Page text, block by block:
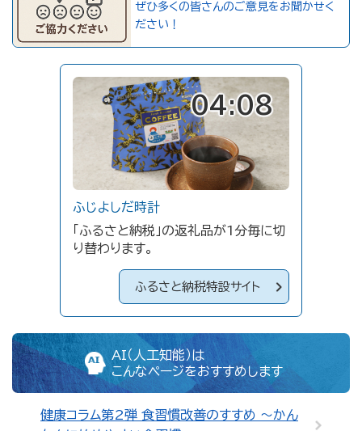
ぜひ多くの皆さんのご意見をお聞かせく
ださい！
04:08
ふじよしだ時計
「ふるさと納税」の返礼品が1分毎に切
り替わります。
ふるさと納税特設サイト
AI（人工知能）は
こんなページをおすすめします
健康コラム第2弾 食習慣改善のすすめ ～かん